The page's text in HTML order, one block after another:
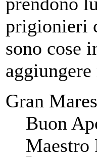
prigionieri
sono cose
Gran
Buon
Maestro